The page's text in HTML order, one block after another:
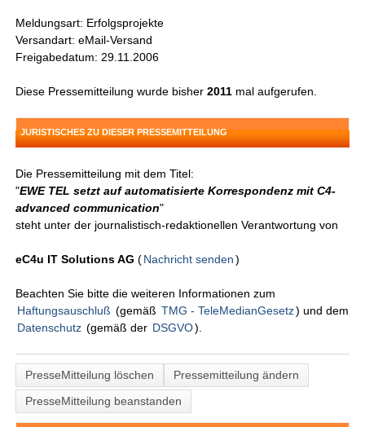
Meldungsart: Erfolgsprojekte
Versandart: eMail-Versand
Freigabedatum: 29.11.2006
Diese Pressemitteilung wurde bisher2011 mal aufgerufen.
JURISTISCHES ZU DIESER PRESSEMITTEILUNG
Die Pressemitteilung mit dem Titel:
"EWE TEL setzt auf automatisierte Korrespondenz mit C4-
advanced communication"
steht unter der journalistisch-redaktionellen Verantwortung von
eC4u IT Solutions AG (Nachricht senden )
Beachten Sie bitte die weiteren Informationen zum
Haftungsauschluß (gemäß TMG - TeleMedianGesetz) und dem
Datenschutz (gemäß der DSGVO).
PresseMitteilung löschen
Pressemitteilung ändern
PresseMitteilung beanstanden